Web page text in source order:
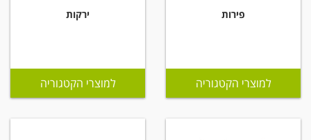
פירות
למוצרי הקטגוריה
ירקות
למוצרי הקטגוריה